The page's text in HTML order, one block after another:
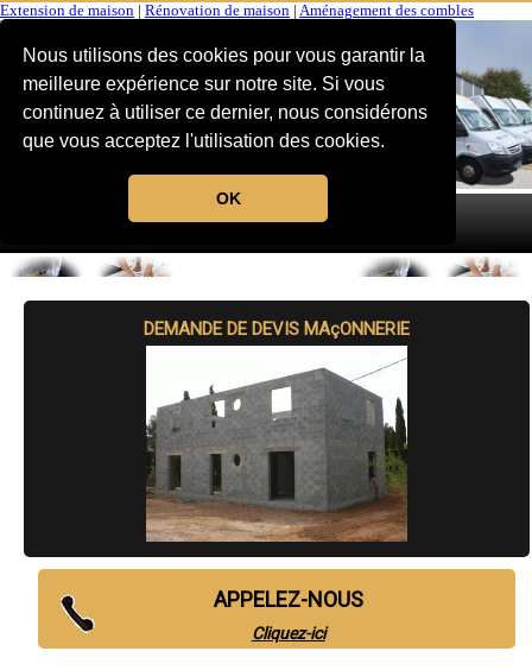
Nous utilisons des cookies pour vous garantir la
meilleure expérience sur notre site. Si vous
continuez à utiliser ce dernier, nous considérons
que vous acceptez l'utilisation des cookies.
OK
Extension de maison Rénovation de maison Aménagement des combles
MENU
DEMANDE DE DEVIS MAçONNERIE
APPELEZ-NOUS
Cliquez-ici